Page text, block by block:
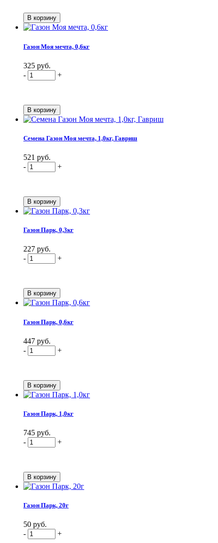
Газон Моя мечта, 0,6кг
325 руб.
-
+
Семена Газон Моя мечта, 1,0кг, Гавриш
521 руб.
-
+
Газон Парк, 0,3кг
227 руб.
-
+
Газон Парк, 0,6кг
447 руб.
-
+
Газон Парк, 1,0кг
745 руб.
-
+
Газон Парк, 20г
50 руб.
-
+